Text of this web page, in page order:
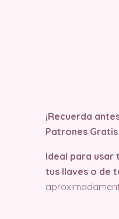
¡Recuerda
Patrones
Ideal para usar
tus llaves o de